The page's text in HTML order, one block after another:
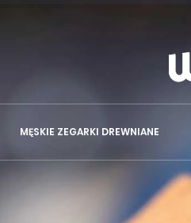
MĘSKIE ZEGARKI DREWNIANE